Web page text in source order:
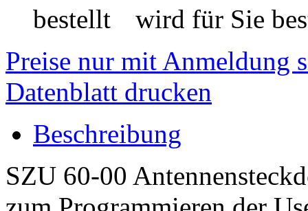
wird für Sie
Preise nur mit Anmeldung
Datenblatt drucken
Beschreibung
SZU 60-00